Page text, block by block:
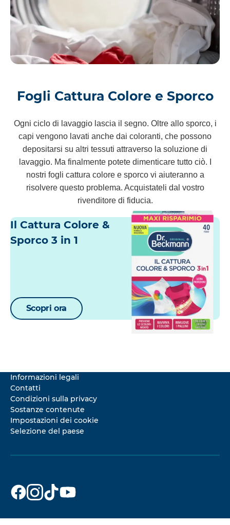
Fogli Cattura Colore e Sporco
Ogni ciclo di lavaggio lascia il segno. Oltre allo sporco, i
capi vengono lavati anche dai coloranti, che possono
depositarsi su altri tessuti attraverso la soluzione di
lavaggio. Ma finalmente potete dimenticare tutto ciò. I
nostri fogli cattura colore e sporco vi aiuteranno a
risolvere questo problema. Acquistateli dal vostro
rivenditore di fiducia.
Il Cattura Colore &
Sporco 3 in 1
Scopri ora
Informazioni legali
Contatti
Condizioni sulla privacy
Sostanze contenute
Impostazioni dei cookie
Selezione del paese
Dr. Beckmann
su
Dr. Beckmann
su
Dr. Beckmann
su